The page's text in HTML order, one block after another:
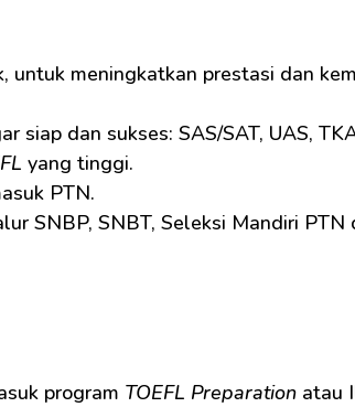
meningkatkan prestasi dan
siap dan sukses: SAS/SAT, UAS,
yang tinggi.
PTN.
SNBP, SNBT, Seleksi Mandiri PTN
program TOEFL Preparation atau